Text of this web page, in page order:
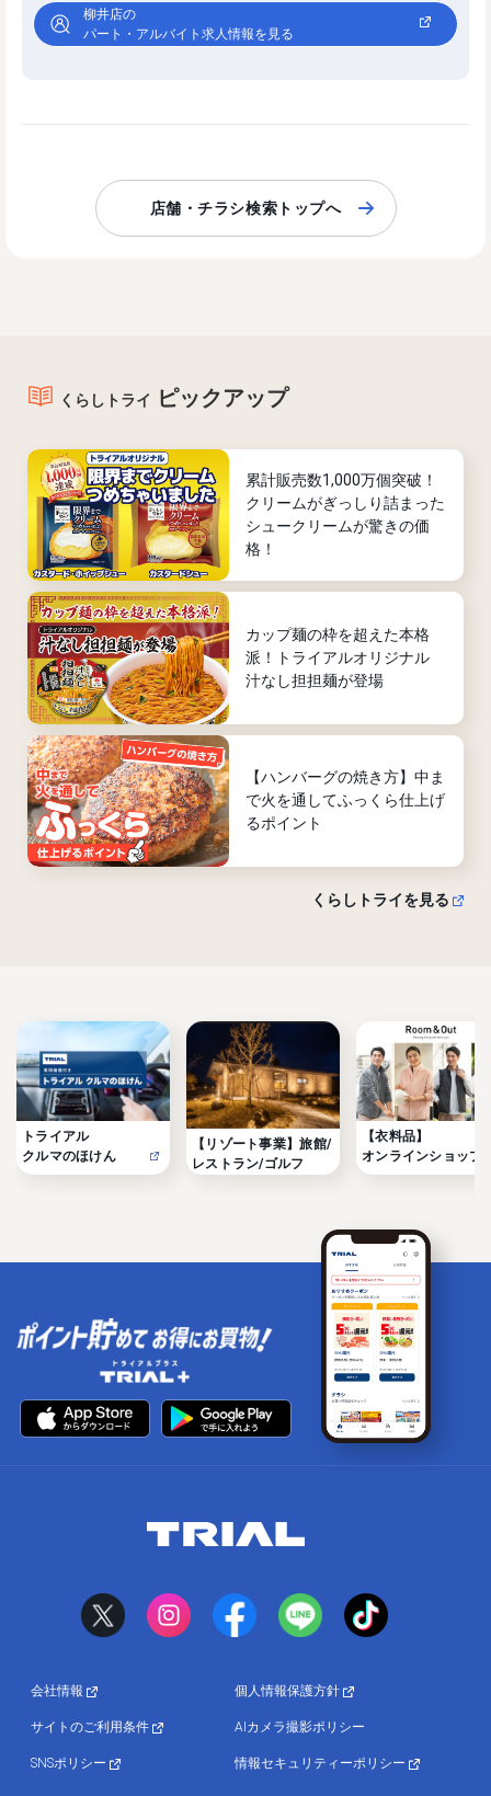
柳井店の
パート・アルバイト求人情報を見る
店舗・チラシ検索トップへ
くらしトライ ピックアップ
累計販売数1,000万個突破！
クリームがぎっしり詰まった
シュークリームが驚きの価
格！
カップ麺の枠を超えた本格
派！トライアルオリジナル
汁なし担担麺が登場
【ハンバーグの焼き方】中ま
で火を通してふっくら仕上げ
るポイント
くらしトライを見る
トライアル
クルマのほけん
【リゾート事業】旅館/
レストラン/ゴルフ
【衣料品】
オンラインショップ
会社情報 個人情報保護方針
サイトのご利用条件 AIカメラ撮影ポリシー
SNSポリシー 情報セキュリティーポリシー